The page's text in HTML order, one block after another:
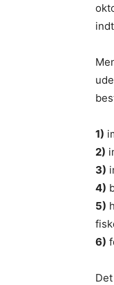
1)
2)
3)
4)
5)
6)